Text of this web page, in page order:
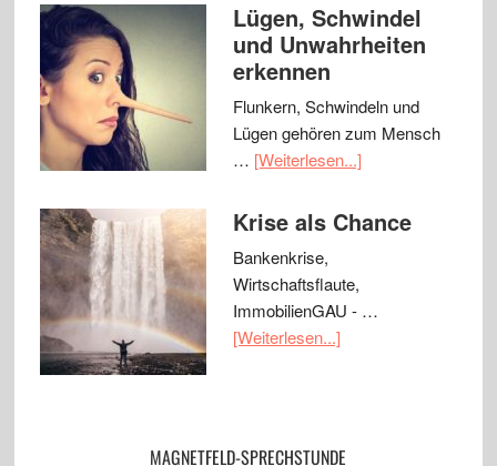
Lügen, Schwindel
und Unwahrheiten
erkennen
Flunkern, Schwindeln und
Lügen gehören zum Mensch
… [Weiterlesen...]
Krise als Chance
Bankenkrise,
Wirtschaftsflaute,
ImmobilienGAU - …
[Weiterlesen...]
MAGNETFELD-SPRECHSTUNDE